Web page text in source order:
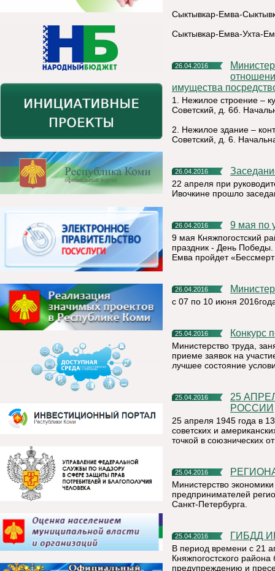
Сыктывкар-Емва-
Сыктывкар-Емва-Ухта-
26.04.2016
Министерство Республики Коми имущественных и земельных
имущества
1. Нежилое строение –
Советский, д. 6б.
2. Нежилое здание –
Советский, д. 6.
26.04.2016
22 апреля при
Ивочкине прошло
26.04.2016 9 мая
9 мая Княжпогостский
праздник - День Победы.
Емва пройдет
26.04.2016
с 07 по 10 июня
25.04.2016
Министерство труда,
приеме заявок на
лучшее состояние
25.04.2016
25 АПРЕЛЯ – ПАМЯТНАЯ ДАТА ВОЕННОЙ ИСТОРИИ
РОССИИ
25 апреля 1945 года в
советских и
точкой в союзнических
25.04.2016
Министерство
предпринимателей
Санкт-Петербурга.
25.04.2016 ГИБДД
В период времени с 21
Княжпогостского
предупреждению и